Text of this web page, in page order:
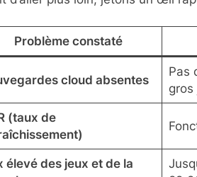
Problème constaté
cloud absentes
Pas
(taux de
élevé des jeux et de la